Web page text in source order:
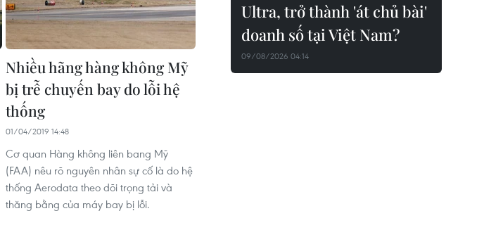
Nhiều hãng hàng không Mỹ
bị trễ chuyến bay do lỗi hệ
thống
01/04/2019 14:48
Cơ quan Hàng không liên bang Mỹ
(FAA) nêu rõ nguyên nhân sự cố là do hệ
thống Aerodata theo dõi trọng tải và
thăng bằng của máy bay bị lỗi.
Ultra, trở thành 'át chủ bài'
doanh số tại Việt Nam?
09/08/2026 04:14